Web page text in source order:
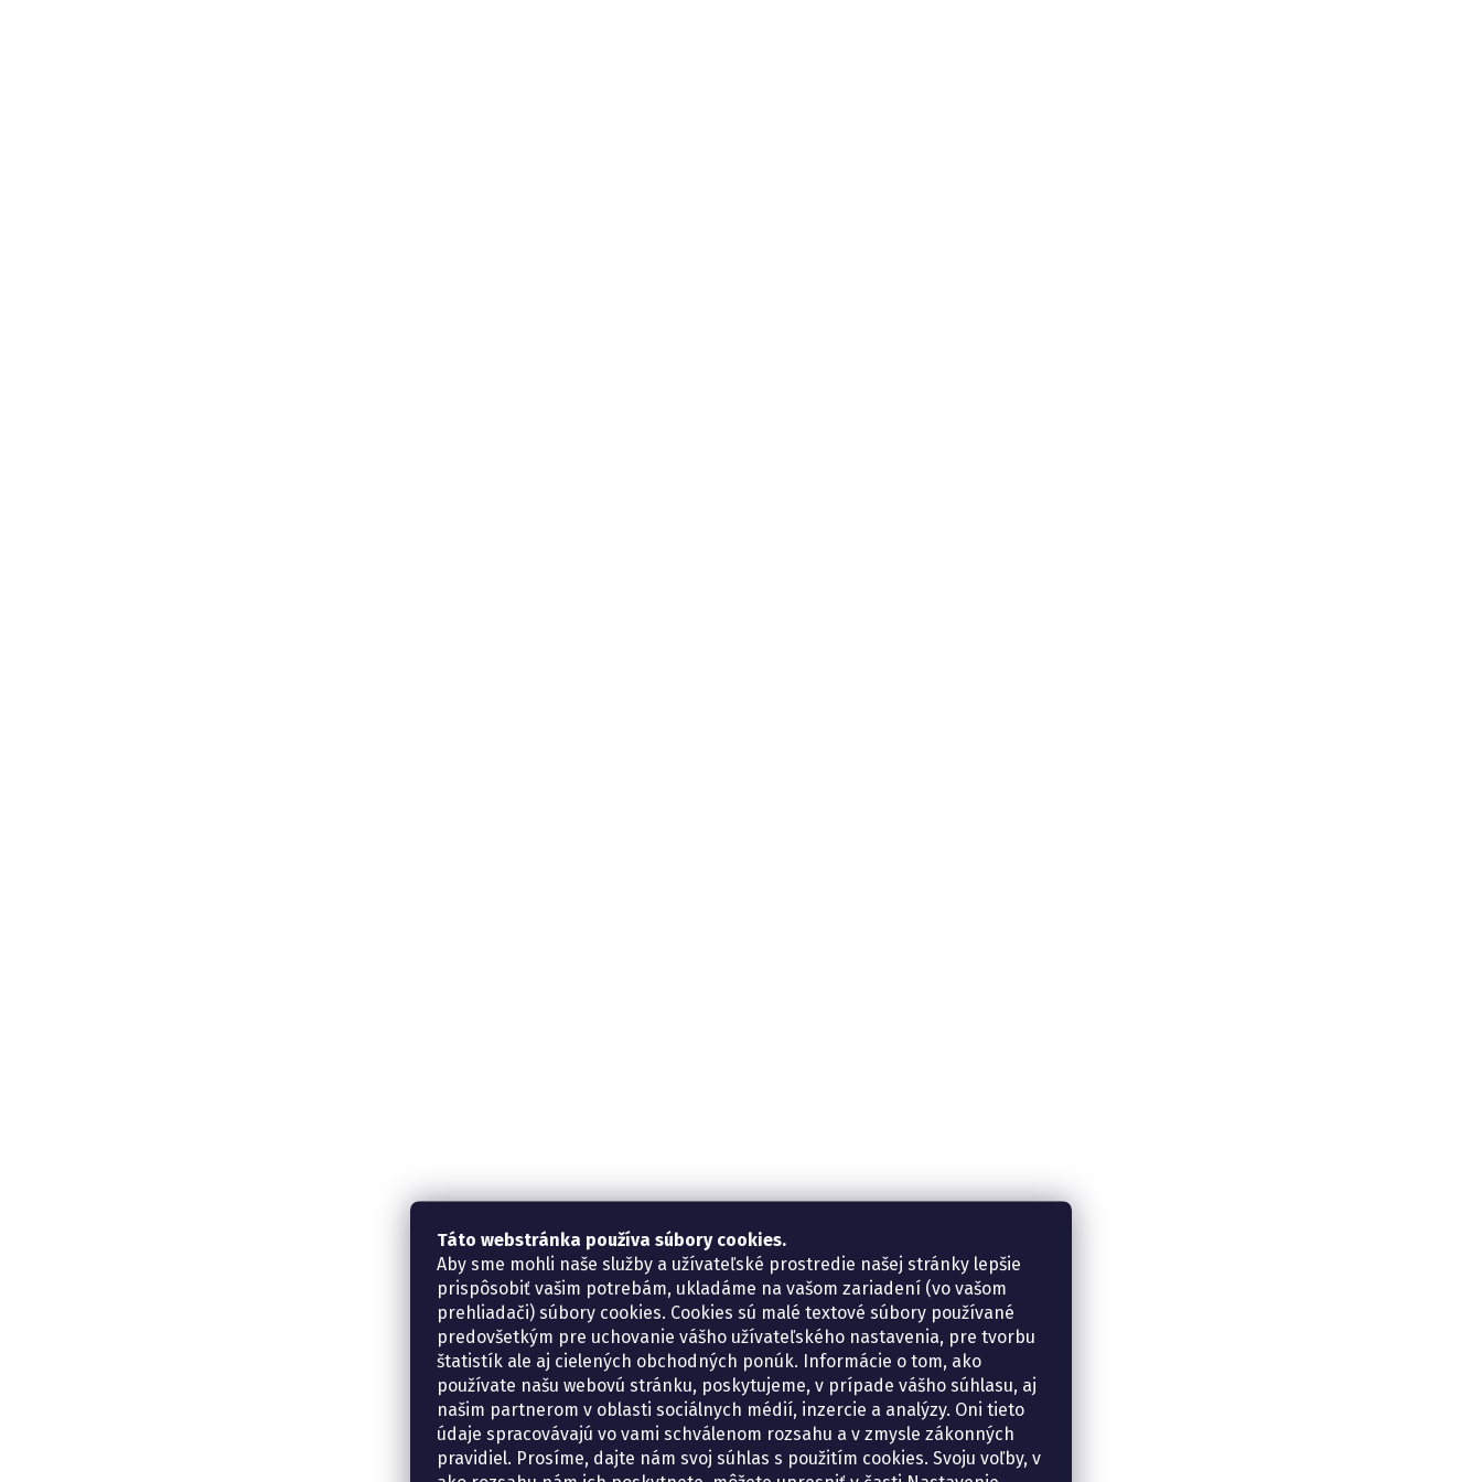
Táto webstránka používa súbory cookies.
Aby sme mohli naše služby a užívateľské prostredie našej stránky lepšie
prispôsobiť vašim potrebám, ukladáme na vašom zariadení (vo vašom
prehliadači) súbory cookies. Cookies sú malé textové súbory používané
predovšetkým pre uchovanie vášho užívateľského nastavenia, pre tvorbu
štatistík ale aj cielených obchodných ponúk. Informácie o tom, ako
používate našu webovú stránku, poskytujeme, v prípade vášho súhlasu, aj
našim partnerom v oblasti sociálnych médií, inzercie a analýzy. Oni tieto
údaje spracovávajú vo vami schválenom rozsahu a v zmysle zákonných
pravidiel. Prosíme, dajte nám svoj súhlas s použitím cookies. Svoju voľby, v